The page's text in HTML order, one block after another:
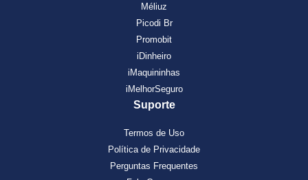
Méliuz
Picodi Br
Promobit
iDinheiro
iMaquininhas
iMelhorSeguro
Suporte
Termos de Uso
Política de Privacidade
Perguntas Frequentes